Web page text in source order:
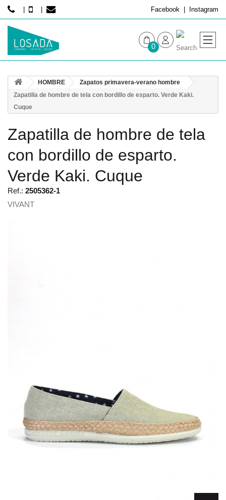
Facebook Instagram
0
HOMBRE
HOMBRE
Zapatos primavera-verano hombre
Zapatilla de hombre de tela con bordillo de esparto. Verde Kaki.
Cuque
Zapatilla de hombre de tela
con bordillo de esparto.
Verde Kaki. Cuque
Ref.: 2505362-1
VIVANT